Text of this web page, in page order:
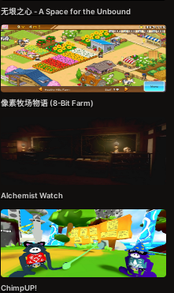
无垠之心 - A Space for the Unbound
像素牧场物语 (8-Bit Farm)
Alchemist Watch
ChimpUP!